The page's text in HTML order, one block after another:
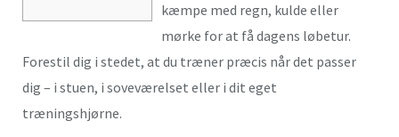
kæmpe med regn, kulde eller
mørke for at få dagens løbetur.
Forestil dig i stedet, at du træner præcis når det passer
dig – i stuen, i soveværelset eller i dit eget
træningshjørne.